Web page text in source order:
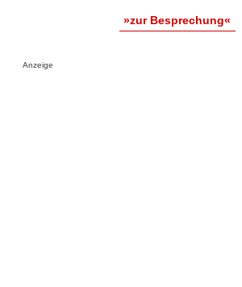
»zur Besprechung«
Anzeige